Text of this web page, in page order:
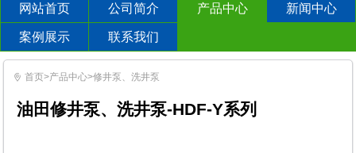
网站首页 公司简介 产品中心 新闻中心
案例展示 联系我们
 首页>产品中心>修井泵、洗井泵
油田修井泵、洗井泵-HDF-Y系列